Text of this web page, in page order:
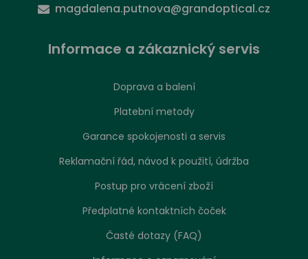
magdalena.putnova@grandoptical.cz
Informace a zákaznický servis
Doprava a balení
Platební metody
Garance spokojenosti a servis
Reklamační řád, návod k použití, údržba
Postup pro vrácení zboží
Předplatné kontaktních čoček
Časté dotazy (FAQ)
Nastavení zpracování cookies
Stejně jako jakákoliv jiná webová stránka, může
náš web ukládat nebo načítat informace zejména
ve formě souborů cookies z vašeho prohlížeče.
Převážně se používají k tomu, aby stránka
fungovala tak, jak se od ní očekává, ale také nám
pomáhají ke zlepšení naší nabídky. Tyto
informace se mohou týkat vás, vašich preferencí
nebo vašeho zařízení. Takto získané informace